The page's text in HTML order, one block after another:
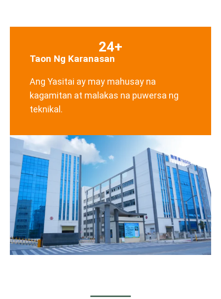
24+
Taon Ng Karanasan
Ang Yasitai ay may mahusay na
kagamitan at malakas na puwersa ng
teknikal.